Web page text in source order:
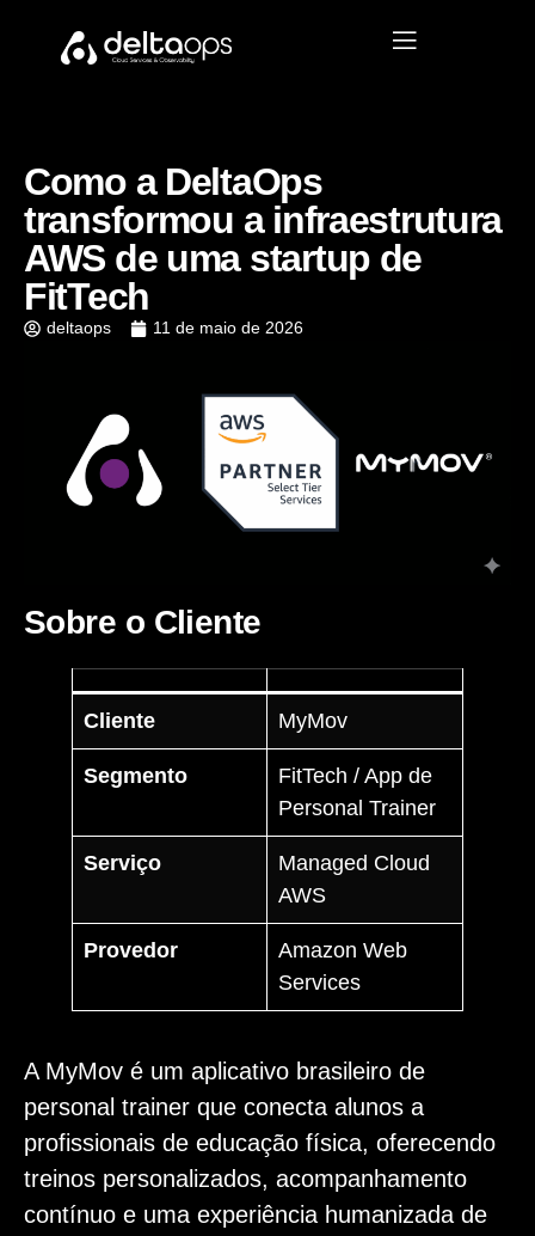
Como a DeltaOps
transformou a infraestrutura
AWS de uma startup de
FitTech
deltaops 11 de maio de 2026
Sobre o Cliente
Cliente MyMov
Segmento
FitTech / App de
Personal Trainer
Serviço
Managed Cloud
AWS
Provedor
Amazon Web
Services
A MyMov é um aplicativo brasileiro de
personal trainer que conecta alunos a
profissionais de educação física, oferecendo
treinos personalizados, acompanhamento
contínuo e uma experiência humanizada de